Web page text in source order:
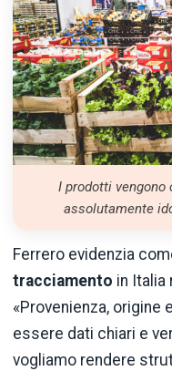
I prodotti
assolutamente
Ferrero evidenzia
tracciamento in Italia
«Provenienza, origine
essere dati chiari e
vogliamo rendere